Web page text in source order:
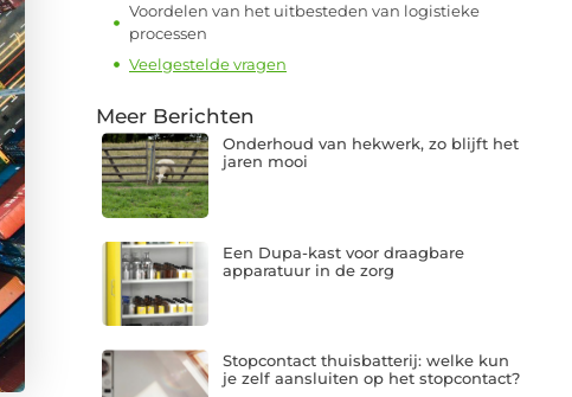
Voordelen van het uitbesteden van logistieke
processen
Veelgestelde vragen
Meer Berichten
Onderhoud van hekwerk, zo blijft het
jaren mooi
Een Dupa-kast voor draagbare
apparatuur in de zorg
Stopcontact thuisbatterij: welke kun
je zelf aansluiten op het stopcontact?